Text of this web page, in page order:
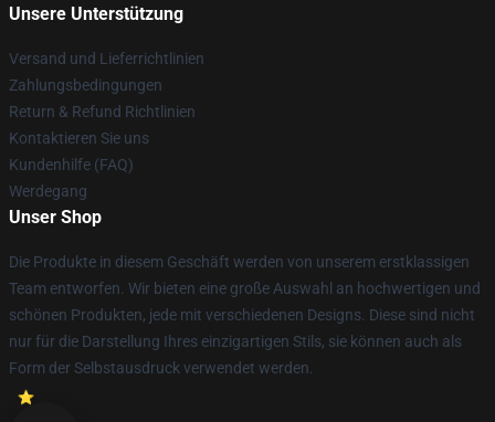
Unsere Unterstützung
Versand und Lieferrichtlinien
Zahlungsbedingungen
Return & Refund Richtlinien
Kontaktieren Sie uns
Kundenhilfe (FAQ)
Werdegang
Unser Shop
Die Produkte in diesem Geschäft werden von unserem erstklassigen
Team entworfen. Wir bieten eine große Auswahl an hochwertigen und
schönen Produkten, jede mit verschiedenen Designs. Diese sind nicht
nur für die Darstellung Ihres einzigartigen Stils, sie können auch als
Form der Selbstausdruck verwendet werden.